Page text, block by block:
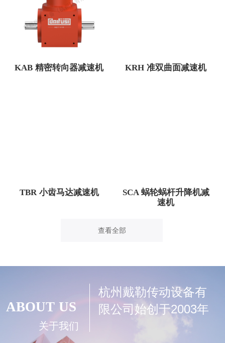
KAB 精密转向器减速机 KRH 准双曲面减速机
TBR 小齿马达减速机
SCA 蜗轮蜗杆升降机减
速机
查看全部
ABOUT US
关于我们
杭州戴勒传动设备有
限公司始创于2003年